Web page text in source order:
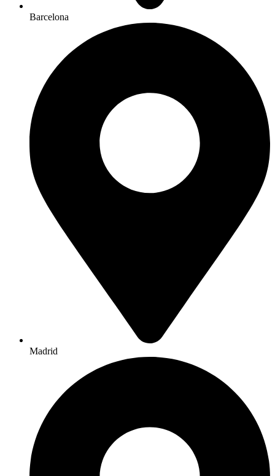
Barcelona
Madrid